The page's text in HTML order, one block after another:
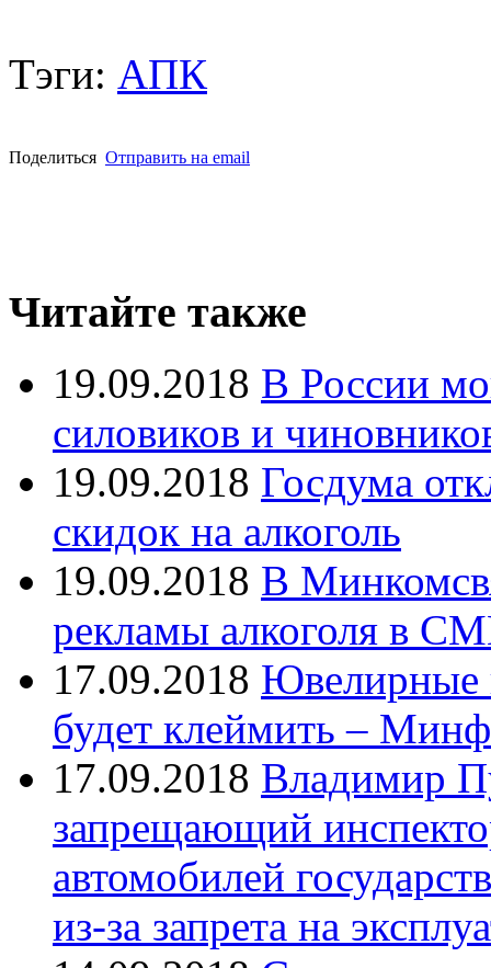
Тэги: АПК
Поделиться Отправить на email
Читайте также
19.09.2018 В России
силовиков и
19.09.2018 Госдума
скидок на алкоголь
19.09.2018 В
рекламы алкоголя в
17.09.2018 Ювелирные
будет клеймить –
17.09.2018 Владимир
запрещающий
автомобилей
из-за запрета на